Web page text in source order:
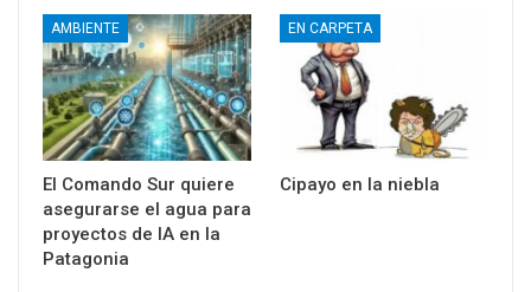
AMBIENTE
El Comando Sur quiere
asegurarse el agua para
proyectos de IA en la
Patagonia
EN CARPETA
Cipayo en la niebla